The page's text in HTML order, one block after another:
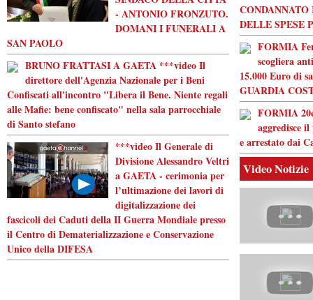
- ANTONIO FRONZUTO.
DOMANI I FUNERALI A
SAN PAOLO
BRUNO FRATTASI A GAETA ***video Il
direttore dell'Agenzia Nazionale per i Beni
Confiscati all'incontro "Libera il Bene. Niente regali
alle Mafie: bene confiscato" nella sala parrocchiale
di Santo stefano
***video Il Generale di
Divisione Alessandro Veltri
a GAETA - cerimonia per
l’ultimazione dei lavori di
digitalizzazione dei
fascicoli dei Caduti della II Guerra Mondiale presso
il Centro di Dematerializzazione e Conservazione
Unico della DIFESA
DELLE SPESE
FORMIA
scogliera
15.000 Euro di
GUARDIA
FORMIA
aggredisce
e arrestato dai
Video Notizie